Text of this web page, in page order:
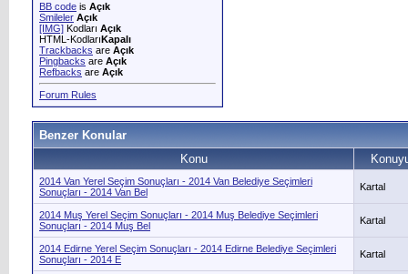
BB code is Açık
Smileler Açık
[IMG] Kodları Açık
HTML-KodlarıKapalı
Trackbacks are Açık
Pingbacks are Açık
Refbacks are Açık
Forum Rules
Benzer Konular
Konu
2014 Van Yerel Seçim Sonuçları - 2014 Van Belediye Seçimleri
Sonuçları - 2014 Van Bel
Kartal
2014 Muş Yerel Seçim Sonuçları - 2014 Muş Belediye Seçimleri
Sonuçları - 2014 Muş Bel
Kartal
2014 Edirne Yerel Seçim Sonuçları - 2014 Edirne Belediye Seçimleri
Sonuçları - 2014 E
Kartal